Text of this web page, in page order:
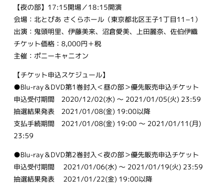
【夜の部】17:15開場／18:15開演
会場：北とぴあ さくらホール（東京都北区王子1丁目11−1）
出演：鬼頭明里、伊藤美来、沼倉愛美、上田麗奈、佐伯伊織
チケット価格：8,000円＋税
主催：ポニーキャニオン
【チケット申込スケジュール】
●Blu-ray＆DVD第1巻封入＜昼の部＞優先販売申込チケット
申込受付期間 2020/12/02(水) ～ 2021/01/05(火) 23:59
抽選結果発表 2021/01/08(金) 19:00以降
支払手続期間 2021/01/08(金) 19:00 ～ 2021/01/11(月)
23:59
●Blu-ray＆DVD第2巻封入＜夜の部＞優先販売申込チケット
申込受付期間 2021/01/06(水) ～ 2021/01/19(火) 23:59
抽選結果発表 2021/01/22(金) 19:00以降